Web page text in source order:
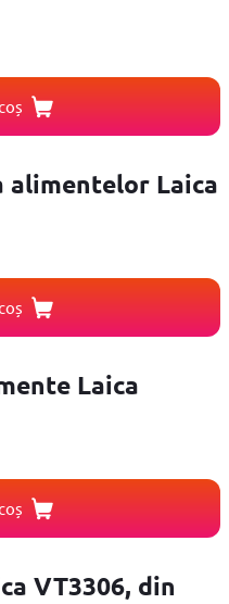
alimentelor Laica
Laica
VT3306, din